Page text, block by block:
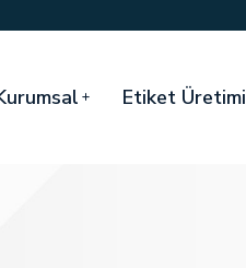
Etiket Üretimi